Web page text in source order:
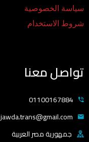
سياسة الخصوصية
شروط الاستخدام
تواصل معنا
01100167884
jawda.trans@gmail.com
جمهورية مصر العربية